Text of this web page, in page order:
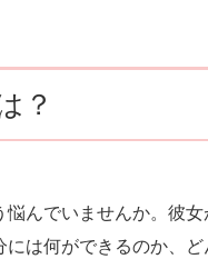
？
んでいませんか。彼
は何ができるのか、